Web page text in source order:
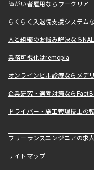
障がい者雇用ならワークリア
らくらく入退院支援システム
人と組織のお悩み解決なら
業務可視化はremopia
オンラインピル診療ならメデ
企業研究・選考対策なら
ドライバー・施工管理技士の
フリーランスエンジニアの求
サイトマップ